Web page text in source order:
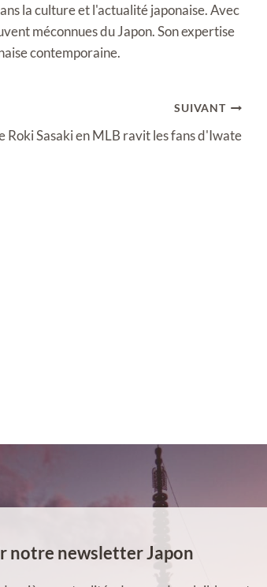
la culture et l'actualité japonaise. Avec
méconnues du Japon. Son expertise
contemporaine.
SUIVANT
Roki Sasaki en MLB ravit les fans d'Iwate
notre newsletter Japon